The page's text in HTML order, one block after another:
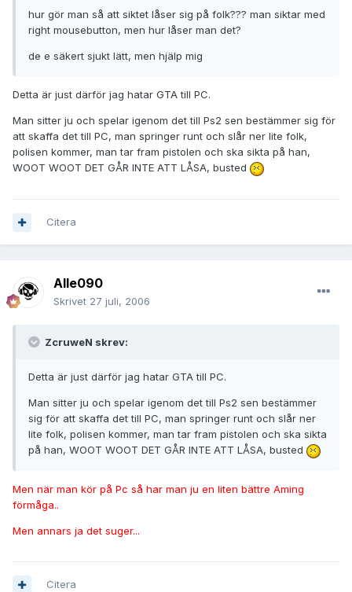
hur gör man så att siktet låser sig på folk??? man siktar med
right mousebutton, men hur låser man det?
de e säkert sjukt lätt, men hjälp mig
Detta är just därför jag hatar GTA till PC.
Man sitter ju och spelar igenom det till Ps2 sen bestämmer sig för
att skaffa det till PC, man springer runt och slår ner lite folk,
polisen kommer, man tar fram pistolen och ska sikta på han,
WOOT WOOT DET GÅR INTE ATT LÅSA, busted
Citera
Alle090
Skrivet 27 juli, 2006
ZcruweN skrev:
Detta är just därför jag hatar GTA till PC.
Man sitter ju och spelar igenom det till Ps2 sen bestämmer
sig för att skaffa det till PC, man springer runt och slår ner
lite folk, polisen kommer, man tar fram pistolen och ska sikta
på han, WOOT WOOT DET GÅR INTE ATT LÅSA, busted
Men när man kör på Pc så har man ju en liten bättre Aming
förmåga..
Men annars ja det suger...
Citera